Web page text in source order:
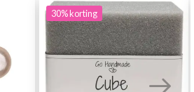
30%korting